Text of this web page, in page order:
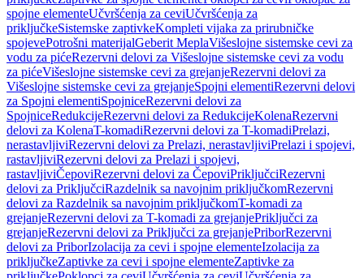
spojne elementeUčvršćenja za ceviUčvršćenja za
priključkeSistemske zaptivkeKompleti vijaka za prirubničke
spojevePotrošni materijalGeberit MeplaVišeslojne sistemske cevi za
vodu za pićeRezervni delovi za Višeslojne sistemske cevi za vodu
za pićeVišeslojne sistemske cevi za grejanjeRezervni delovi za
Višeslojne sistemske cevi za grejanjeSpojni elementiRezervni delovi
za Spojni elementiSpojniceRezervni delovi za
SpojniceRedukcijeRezervni delovi za RedukcijeKolenaRezervni
delovi za KolenaT-komadiRezervni delovi za T-komadiPrelazi,
nerastavljiviRezervni delovi za Prelazi, nerastavljiviPrelazi i spojevi,
rastavljiviRezervni delovi za Prelazi i spojevi,
rastavljiviČepoviRezervni delovi za ČepoviPriključciRezervni
delovi za PriključciRazdelnik sa navojnim priključkomRezervni
delovi za Razdelnik sa navojnim priključkomT-komadi za
grejanjeRezervni delovi za T-komadi za grejanjePriključci za
grejanjeRezervni delovi za Priključci za grejanjePriborRezervni
delovi za PriborIzolacija za cevi i spojne elementeIzolacija za
priključkeZaptivke za cevi i spojne elementeZaptivke za